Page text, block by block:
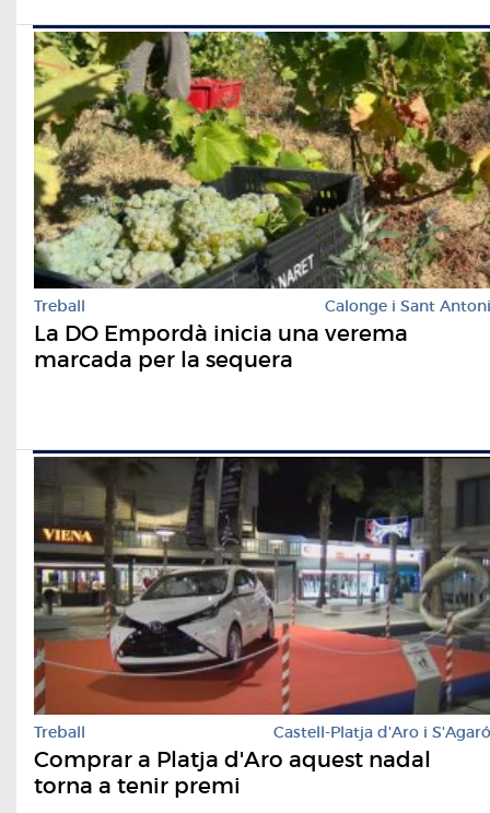
Treball Calonge i Sant Antoni
La DO Empordà inicia una verema
marcada per la sequera
Treball Castell-Platja d'Aro i S'Agaró
Comprar a Platja d'Aro aquest nadal
torna a tenir premi